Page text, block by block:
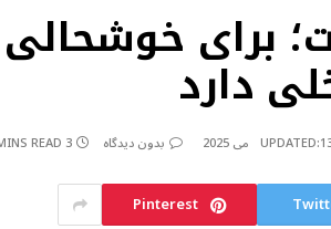
برای خوشحالی
دارد
UPDATED:2025 بدون دیدگاه 3 MINS READ
Pinterest